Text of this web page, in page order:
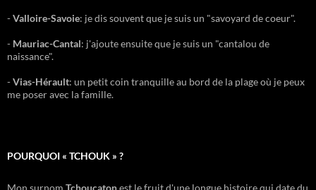
-Valloire-Savoie: je dis souvent que je suis un "savoyard de coeur".
- Mauriac-Cantal: j'ajoute ensuite que je suis un "cantalou de
naissance".
-Vias-Hérault: un petit coin tranquille au bord de la plage où je peux
me poser avec la famille.
POURQUOI « TCHOUK » ?
Mon surnom Tchoucatonest le fruit d'une longue histoire qui date du